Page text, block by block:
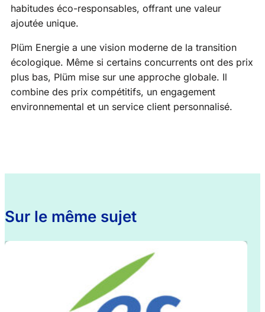
habitudes éco-responsables, offrant une valeur
ajoutée unique.
Plüm Energie a une vision moderne de la transition
écologique. Même si certains concurrents ont des prix
plus bas, Plüm mise sur une approche globale. Il
combine des prix compétitifs, un engagement
environnemental et un service client personnalisé.
Sur le même sujet